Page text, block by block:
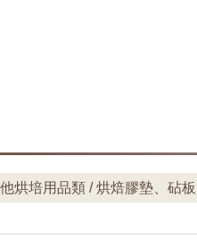
烘培用品類 / 烘焙膠墊、砧